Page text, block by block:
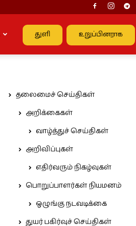
துளி உறுப்பினராக
தலைமைச் செய்திகள்
அறிக்கைகள்
வாழ்த்துச் செய்திகள்
அறிவிப்புகள்
எதிர்வரும் நிகழ்வுகள்
பொறுப்பாளர்கள் நியமனம்
ஒழுங்கு நடவடிக்கை
துயர் பகிர்வுச் செய்திகள்